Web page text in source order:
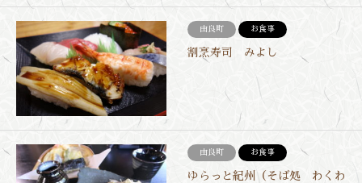
由良町 お食事
割烹寿司 みよし
由良町 お食事
ゆらっと紀州（そば処 わくわ